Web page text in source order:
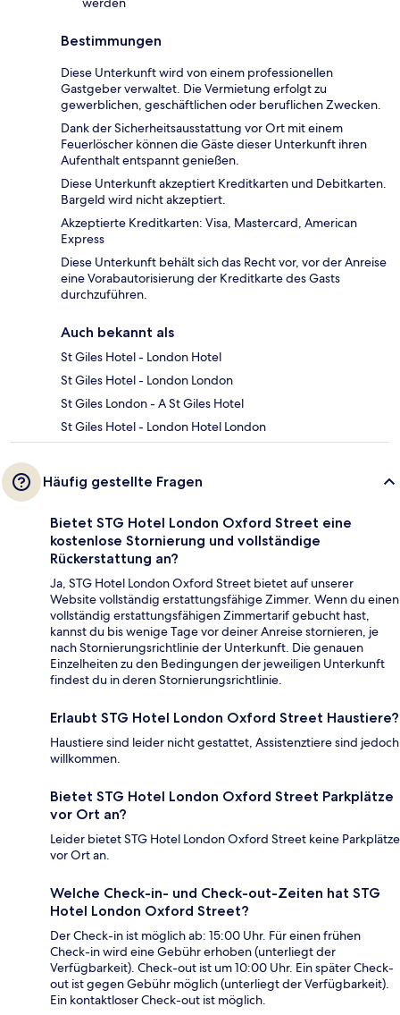
Bestimmungen
Diese Unterkunft wird von einem professionellen
Gastgeber verwaltet. Die Vermietung erfolgt zu
gewerblichen, geschäftlichen oder beruflichen Zwecken.
Dank der Sicherheitsausstattung vor Ort mit einem
Feuerlöscher können die Gäste dieser Unterkunft ihren
Aufenthalt entspannt genießen.
Diese Unterkunft akzeptiert Kreditkarten und Debitkarten.
Bargeld wird nicht akzeptiert.
Akzeptierte Kreditkarten: Visa, Mastercard, American
Express
Diese Unterkunft behält sich das Recht vor, vor der Anreise
eine Vorabautorisierung der Kreditkarte des Gasts
durchzuführen.
Auch bekannt als
St Giles Hotel - London Hotel
St Giles Hotel - London London
St Giles London - A St Giles Hotel
St Giles Hotel - London Hotel London
Häufig gestellte Fragen
Bietet STG Hotel London Oxford Street eine
kostenlose Stornierung und vollständige
Rückerstattung an?
Ja, STG Hotel London Oxford Street bietet auf unserer
Website vollständig erstattungsfähige Zimmer. Wenn du einen
vollständig erstattungsfähigen Zimmertarif gebucht hast,
kannst du bis wenige Tage vor deiner Anreise stornieren, je
nach Stornierungsrichtlinie der Unterkunft. Die genauen
Einzelheiten zu den Bedingungen der jeweiligen Unterkunft
findest du in deren Stornierungsrichtlinie.
Erlaubt STG Hotel London Oxford Street Haustiere?
Haustiere sind leider nicht gestattet, Assistenztiere sind jedoch
willkommen.
Bietet STG Hotel London Oxford Street Parkplätze
vor Ort an?
Leider bietet STG Hotel London Oxford Street keine Parkplätze
vor Ort an.
Welche Check-in- und Check-out-Zeiten hat STG
Hotel London Oxford Street?
Der Check-in ist möglich ab: 15:00 Uhr. Für einen frühen
Check-in wird eine Gebühr erhoben (unterliegt der
Verfügbarkeit). Check-out ist um 10:00 Uhr. Ein später Check-
out ist gegen Gebühr möglich (unterliegt der Verfügbarkeit).
Ein kontaktloser Check-out ist möglich.